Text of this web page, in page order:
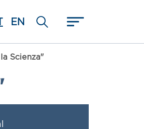
EN
Scienza"